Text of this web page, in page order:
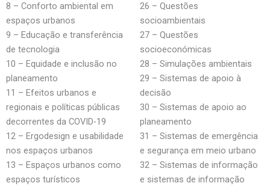
8 – Conforto ambiental em
espaços urbanos
9 – Educação e transferência
de tecnologia
10 – Equidade e inclusão no
planeamento
11 – Efeitos urbanos e
regionais e políticas públicas
decorrentes da COVID-19
12 – Ergodesign e usabilidade
nos espaços urbanos
13 – Espaços urbanos como
espaços turísticos
26 – Questões
socioambientais
27 – Questões
socioeconómicas
28 – Simulações ambientais
29 – Sistemas de apoio à
decisão
30 – Sistemas de apoio ao
planeamento
31 – Sistemas de emergência
e segurança em meio urbano
32 – Sistemas de informação
e sistemas de informação